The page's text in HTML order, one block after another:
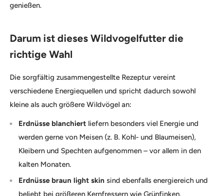
genießen.
Darum ist dieses Wildvogelfutter die
richtige Wahl
Die sorgfältig zusammengestellte Rezeptur vereint
verschiedene Energiequellen und spricht dadurch sowohl
kleine als auch größere Wildvögel an:
Erdnüsse blanchiert liefern besonders viel Energie und
werden gerne von Meisen (z. B. Kohl- und Blaumeisen),
Kleibern und Spechten aufgenommen – vor allem in den
kalten Monaten.
Erdnüsse braun light skin sind ebenfalls energiereich und
beliebt bei größeren Kernfressern wie Grünfinken,